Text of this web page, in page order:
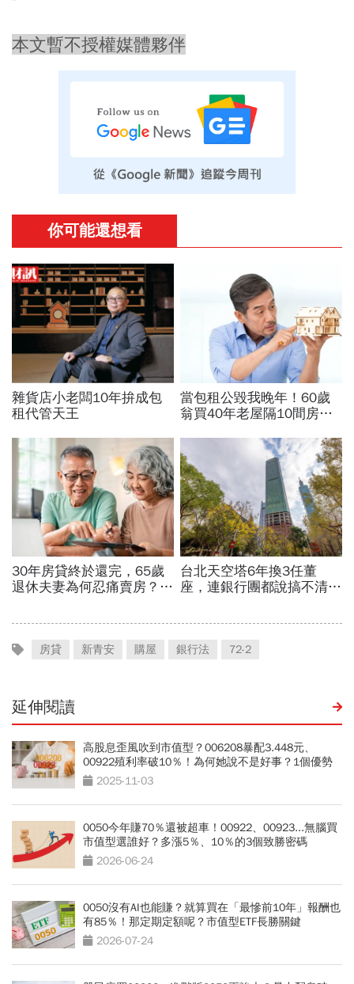
本文暫不授權媒體夥伴
房貸 新青安 購屋 銀行法 72-2
延伸閱讀
高股息歪風吹到市值型？006208暴配3.448元、
00922殖利率破10％！為何她說不是好事？1個優勢
沒了2025-11-03
0050今年賺70％還被超車！00922、00923...無腦買
市值型選誰好？多漲5％、10％的3個致勝密碼
2026-06-24
0050沒有AI也能賺？就算買在「最慘前10年」報酬也
有85％！那定期定額呢？市值型ETF長勝關鍵
2026-07-24